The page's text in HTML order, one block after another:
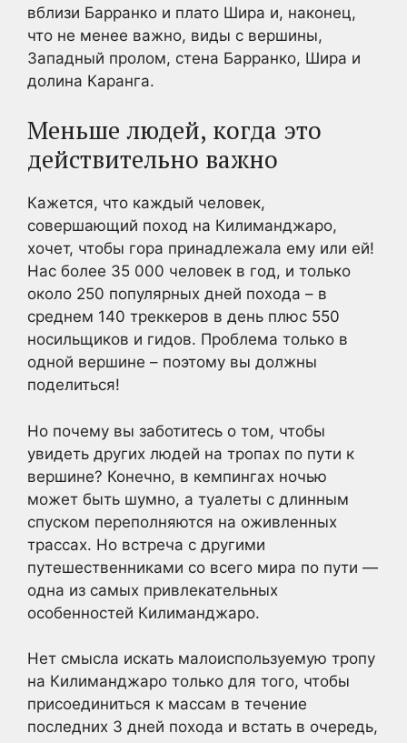
вблизи Барранко и плато Шира и, наконец,
что не менее важно, виды с вершины,
Западный пролом, стена Барранко, Шира и
долина Каранга.
Меньше людей, когда это
действительно важно
Кажется, что каждый человек,
совершающий поход на Килиманджаро,
хочет, чтобы гора принадлежала ему или ей!
Нас более 35 000 человек в год, и только
около 250 популярных дней похода – в
среднем 140 треккеров в день плюс 550
носильщиков и гидов. Проблема только в
одной вершине – поэтому вы должны
поделиться!
Но почему вы заботитесь о том, чтобы
увидеть других людей на тропах по пути к
вершине? Конечно, в кемпингах ночью
может быть шумно, а туалеты с длинным
спуском переполняются на оживленных
трассах. Но встреча с другими
путешественниками со всего мира по пути —
одна из самых привлекательных
особенностей Килиманджаро.
Нет смысла искать малоиспользуемую тропу
на Килиманджаро только для того, чтобы
присоединиться к массам в течение
последних 3 дней похода и встать в очередь,